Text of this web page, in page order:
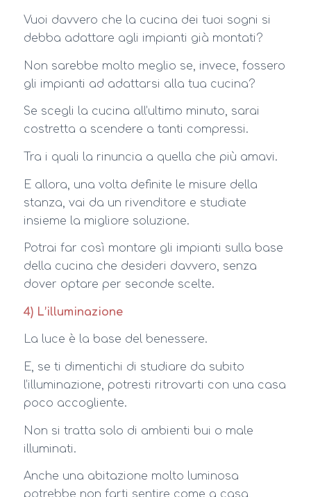
Vuoi davvero che la cucina dei tuoi sogni si
debba adattare agli impianti già montati?
Non sarebbe molto meglio se, invece, fossero
gli impianti ad adattarsi alla tua cucina?
Se scegli la cucina all’ultimo minuto, sarai
costretta a scendere a tanti compressi.
Tra i quali la rinuncia a quella che più amavi.
E allora, una volta definite le misure della
stanza, vai da un rivenditore e studiate
insieme la migliore soluzione.
Potrai far così montare gli impianti sulla base
della cucina che desideri davvero, senza
dover optare per seconde scelte.
4) L’illuminazione
La luce è la base del benessere.
E, se ti dimentichi di studiare da subito
l’illuminazione, potresti ritrovarti con una casa
poco accogliente.
Non si tratta solo di ambienti bui o male
illuminati.
Anche una abitazione molto luminosa
potrebbe non farti sentire come a casa,